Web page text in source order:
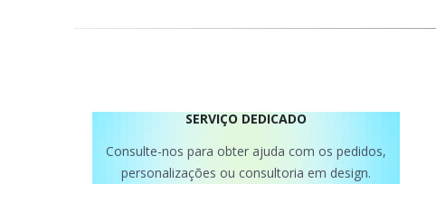
SERVIÇO DEDICADO
Consulte-nos para obter ajuda com os pedidos,
personalizações ou consultoria em design.